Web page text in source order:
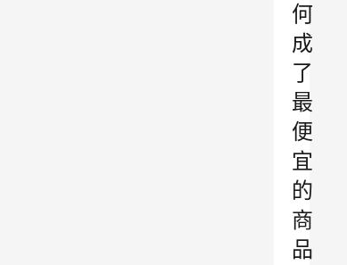
何
成
了
最
便
宜
的
商
品